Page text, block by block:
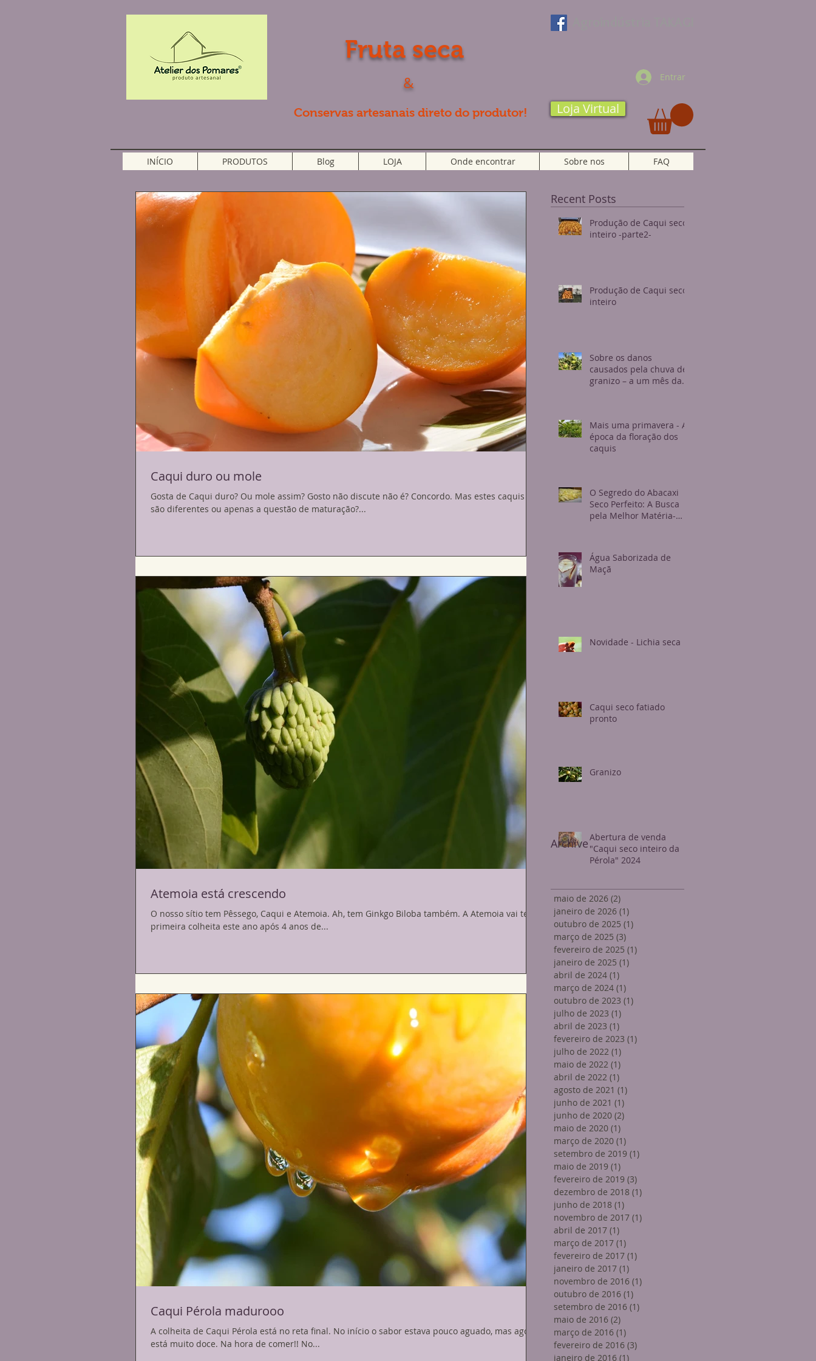
Fruta seca
&
Conservas artesanais direto do produtor!
Entrar
Loja Virtual
INÍCIO PRODUTOS Blog LOJA Onde encontrar Sobre nos FAQ
Caqui duro ou mole
Gosta de Caqui duro? Ou mole assim? Gosto não discute não é? Concordo. Mas estes caquis
são diferentes ou apenas a questão de maturação?...
Atemoia está crescendo
O nosso sítio tem Pêssego, Caqui e Atemoia. Ah, tem Ginkgo Biloba também. A Atemoia vai ter a
primeira colheita este ano após 4 anos de...
Caqui Pérola madurooo
A colheita de Caqui Pérola está no reta final. No início o sabor estava pouco aguado, mas agora
está muito doce. Na hora de comer!! No...
Recent Posts
Produção de Caqui seco
inteiro -parte2-
Produção de Caqui seco
inteiro
Sobre os danos
causados pela chuva de
granizo – a um mês da
Mais uma primavera - A
época da floração dos
caquis
O Segredo do Abacaxi
Seco Perfeito: A Busca
pela Melhor Matéria-
Água Saborizada de
Maçã
Novidade - Lichia seca
Caqui seco fatiado
pronto
Granizo
Abertura de venda
"Caqui seco inteiro da
Pérola" 2024
Archive
maio de 2026 (2)
janeiro de 2026 (1)
outubro de 2025 (1)
março de 2025 (3)
fevereiro de 2025 (1)
janeiro de 2025 (1)
abril de 2024 (1)
março de 2024 (1)
outubro de 2023 (1)
julho de 2023 (1)
abril de 2023 (1)
fevereiro de 2023 (1)
julho de 2022 (1)
maio de 2022 (1)
abril de 2022 (1)
agosto de 2021 (1)
junho de 2021 (1)
junho de 2020 (2)
maio de 2020 (1)
março de 2020 (1)
setembro de 2019 (1)
maio de 2019 (1)
fevereiro de 2019 (3)
dezembro de 2018 (1)
junho de 2018 (1)
novembro de 2017 (1)
abril de 2017 (1)
março de 2017 (1)
fevereiro de 2017 (1)
janeiro de 2017 (1)
novembro de 2016 (1)
outubro de 2016 (1)
setembro de 2016 (1)
maio de 2016 (2)
março de 2016 (1)
fevereiro de 2016 (3)
janeiro de 2016 (1)